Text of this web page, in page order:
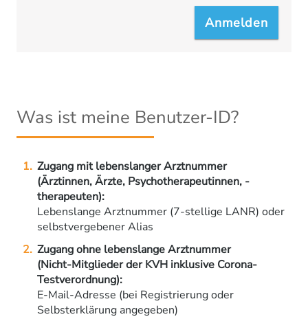
Was ist meine Benutzer-ID?
Zugang mit lebenslanger Arztnummer
(Ärztinnen, Ärzte, Psychotherapeutinnen, -
therapeuten):
Lebenslange Arztnummer (7-stellige LANR) oder
selbstvergebener Alias
Zugang ohne lebenslange Arztnummer
(Nicht-Mitglieder der KVH inklusive Corona-
Testverordnung):
E-Mail-Adresse (bei Registrierung oder
Selbsterklärung angegeben)